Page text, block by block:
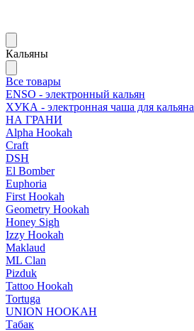
Кальяны
Все товары
ENSO - электронный кальян
ХУКА - электронная чаша для кальяна
НА ГРАНИ
Alpha Hookah
Craft
DSH
El Bomber
Euphoria
First Hookah
Geometry Hookah
Honey Sigh
Izzy Hookah
Maklaud
ML Clan
Pizduk
Tattoo Hookah
Tortuga
UNION HOOKAH
Табак